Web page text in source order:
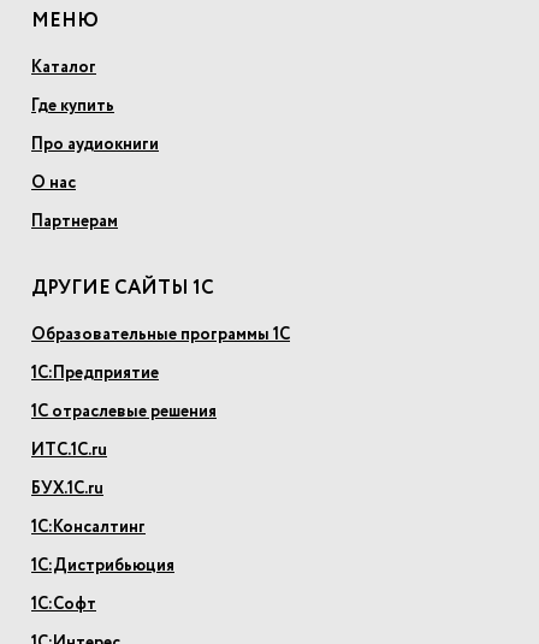
МЕНЮ
Каталог
Где купить
Про аудиокниги
О нас
Партнерам
ДРУГИЕ САЙТЫ 1С
Образовательные программы 1С
1С:Предприятие
1С отраслевые решения
ИТС.1С.ru
БУХ.1С.ru
1С:Консалтинг
1С:Дистрибьюция
1С:Софт